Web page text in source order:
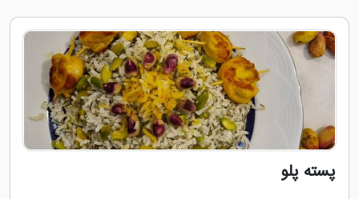
پسته پلو